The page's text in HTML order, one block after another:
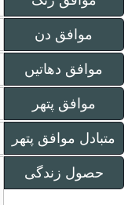
موافق دن
موافق دھاتیں
موافق پتھر
متبادل موافق پتھر
حصول زندگی